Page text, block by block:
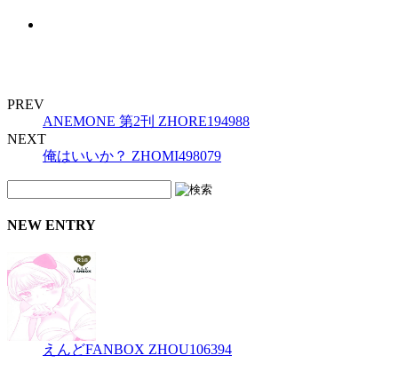
PREV
ANEMONE 第2刊 ZHORE194988
NEXT
俺はいいか？ ZHOMI498079
NEW ENTRY
えんどFANBOX ZHOU106394